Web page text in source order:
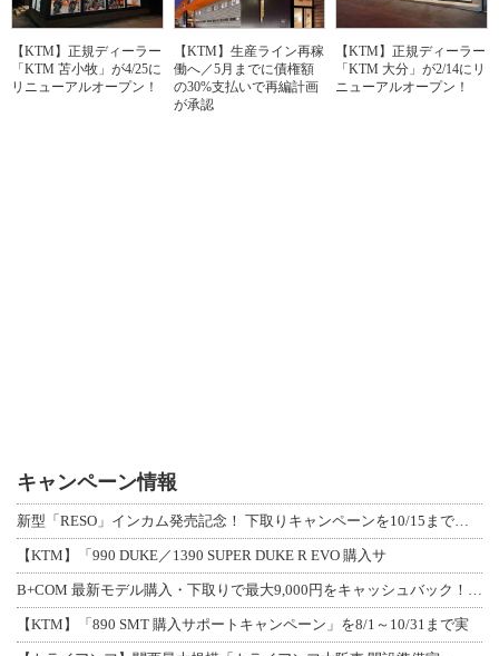
【KTM】正規ディーラー
「KTM 苫小牧」が4/25に
リニューアルオープン！
【KTM】生産ライン再稼
働へ／5月までに債権額
の30%支払いで再編計画
が承認
【KTM】正規ディーラー
「KTM 大分」が2/14にリ
ニューアルオープン！
キャンペーン情報
新型「RESO」インカム発売記念！ 下取りキャンペーンを10/15まで延長して開
【KTM】「990 DUKE／1390 SUPER DUKE R EVO 購入サ
B+COM 最新モデル購入・下取りで最大9,000円をキャッシュバック！「B+F
【KTM】「890 SMT 購入サポートキャンペーン」を8/1～10/31まで実